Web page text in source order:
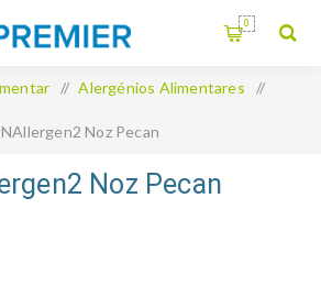
0
/ Alergénios Alimentares /
Noz Pecan
Noz Pecan